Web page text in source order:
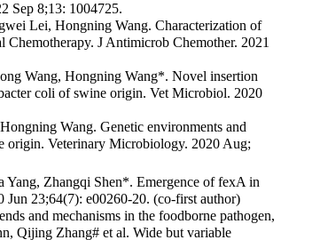
Sep 8;13: 1004725.
Lei, Hongning Wang. Characterization of
J Antimicrob Chemother. 2021
Wang, Hongning Wang*. Novel insertion
coli of swine origin. Vet Microbiol. 2020
Wang. Genetic environments and
origin. Veterinary Microbiology. 2020 Aug;
Zhangqi Shen*. Emergence of fexA in
23;64(7): e00260-20. (co-first author)
and mechanisms in the foodborne pathogen,
Qijing Zhang# et al. Wide but variable